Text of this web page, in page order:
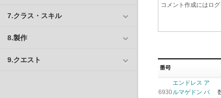
7.クラス・スキル
8.製作
9.クエスト
6930
エンドレス ア
ルマゲドン バ